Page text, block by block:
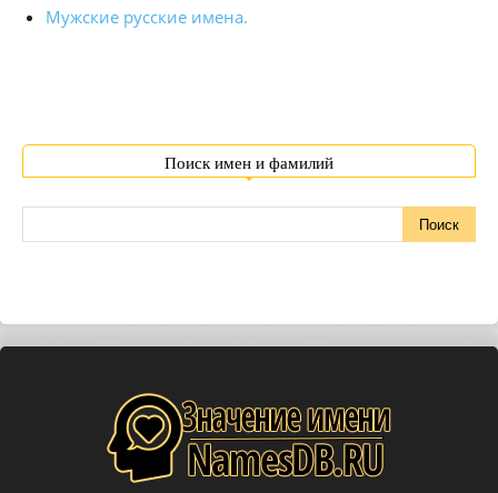
Мужские русские имена.
Поиск имен и фамилий